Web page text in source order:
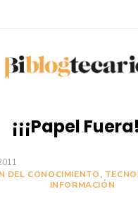
¡¡¡Papel
DEL CONOCIMIENTO,
INFORMACIÓN